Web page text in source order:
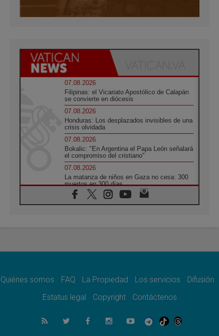
07.08.2026
Filipinas: el Vicariato Apostólico de Calapán
se convierte en diócesis
07.08.2026
Honduras: Los desplazados invisibles de una
crisis olvidada
07.08.2026
Bokalic: "En Argentina el Papa León señalará
el compromiso del cristiano"
07.08.2026
La matanza de niños en Gaza no cesa: 300
muertos en 300 días
07.08.2026
Tagle: La guerra desfigura el mundo, solo la
como misión al servicio del Evangelio
SIGNIS 2026, dar voz a las religiosas en el
07.08.2026
Lanzan un proyecto de empoderamiento
Quiénes somos FAQ La Propiedad Los servicios
Difusión
Estatus legal
Copyright Contáctenos